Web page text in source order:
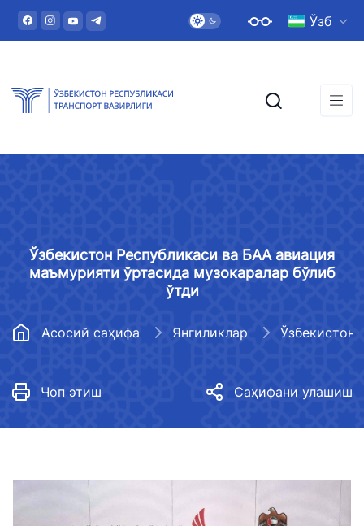
Ўзб
Ўзбекистон Республикаси ва БAA авиация
маъмурияти ўртасида музокаралар бўлиб
ўтди
Асосий саҳифа Янгиликлар
Чоп этиш Саҳифани улашиш